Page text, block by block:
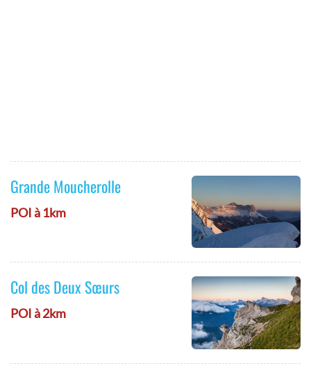
Grande Moucherolle
POI à 1km
Col des Deux Sœurs
POI à 2km